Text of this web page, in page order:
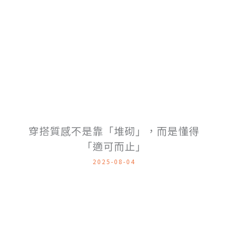
穿搭質感不是靠「堆砌」，而是懂得
「適可而止」
2025-08-04